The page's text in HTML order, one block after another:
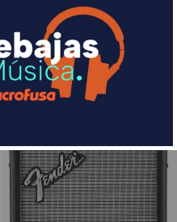
DONNER HUSH-I Silent Guitar
Caoba
Precio
habitual
339,00 €
Entrega en 1-2 días